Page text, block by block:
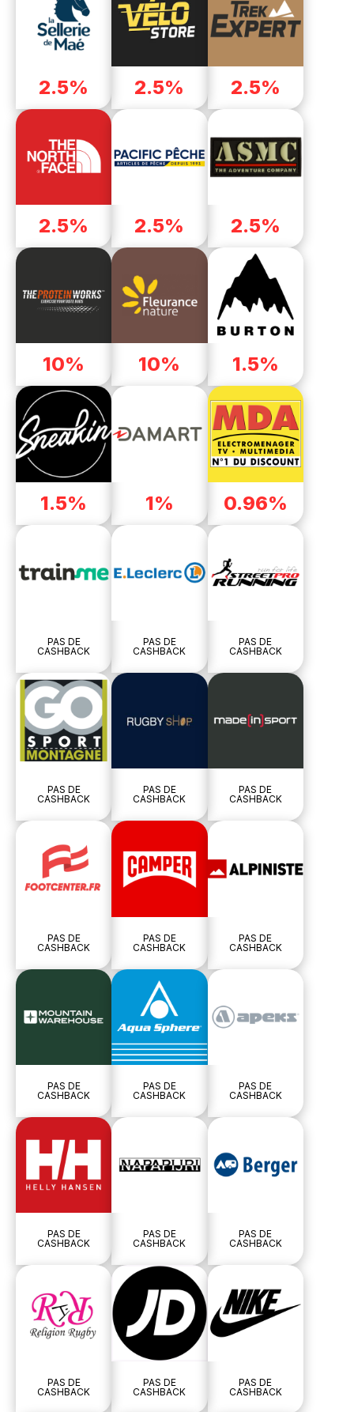
2.5% 2.5% 2.5%
2.5% 2.5% 2.5%
10% 10% 1.5%
1.5% 1% 0.96%
PAS DE
CASHBACK
PAS DE
CASHBACK
PAS DE
CASHBACK
PAS DE
CASHBACK
PAS DE
CASHBACK
PAS DE
CASHBACK
PAS DE
CASHBACK
PAS DE
CASHBACK
PAS DE
CASHBACK
PAS DE
CASHBACK
PAS DE
CASHBACK
PAS DE
CASHBACK
PAS DE
CASHBACK
PAS DE
CASHBACK
PAS DE
CASHBACK
PAS DE
CASHBACK
PAS DE
CASHBACK
PAS DE
CASHBACK